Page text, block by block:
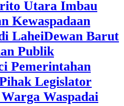
Utara Imbau
Kewaspadaan
LaheiDewan Barut
Publik
Pemerintahan
Legislator
Waspadai